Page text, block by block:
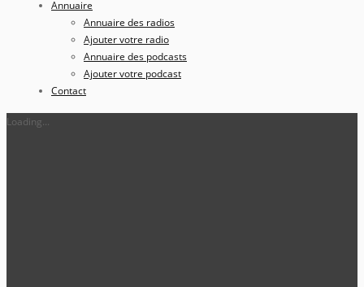
Annuaire
Annuaire des radios
Ajouter votre radio
Annuaire des podcasts
Ajouter votre podcast
Contact
Loading...